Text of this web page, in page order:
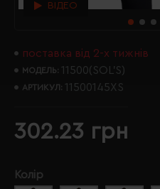
ВІДЕО
поставка від 2-х тижнів
МОДЕЛЬ: 11500(SOL’S)
АРТИКУЛ: 11500145XS
302.23 грн
Колір